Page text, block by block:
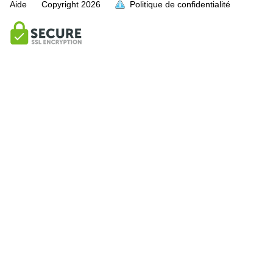
Aide Copyright 2026 Politique de confidentialité